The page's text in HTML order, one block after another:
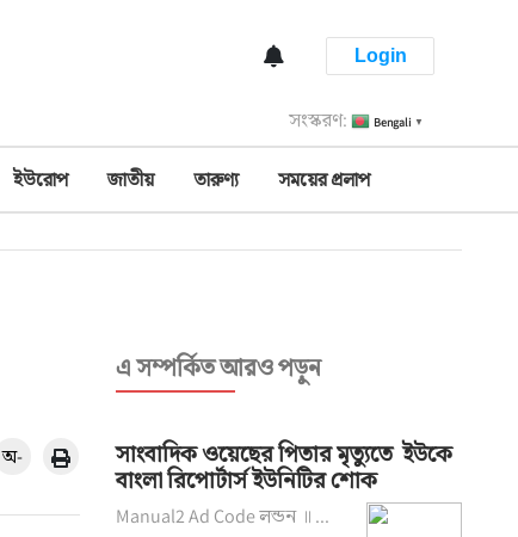
Login
সংস্করণ: Bengali ▼
ইউরোপ জাতীয় তারুণ্য সময়ের প্রলাপ
অ-
এ সম্পর্কিত আরও পড়ুন
সাংবাদিক ওয়েছের পিতার মৃত্যুতে ইউকে
বাংলা রিপোর্টার্স ইউনিটির শোক
Manual2 Ad Code লন্ডন ॥ ...